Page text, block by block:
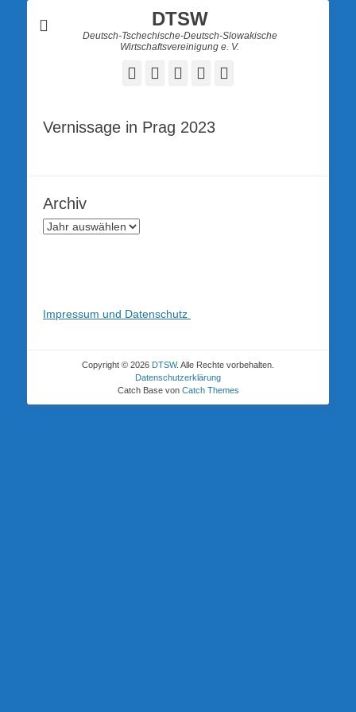
DTSW
Deutsch-Tschechische-Deutsch-Slowakische
Wirtschaftsvereinigung e. V.
Facebook
TwitterLinkedInYouTube
Vernissage in Prag 2023
Archiv
Impressum und Datenschutz
Copyright © 2026 DTSW. Alle Rechte vorbehalten.
Datenschutzerklärung
Catch Base von Catch Themes